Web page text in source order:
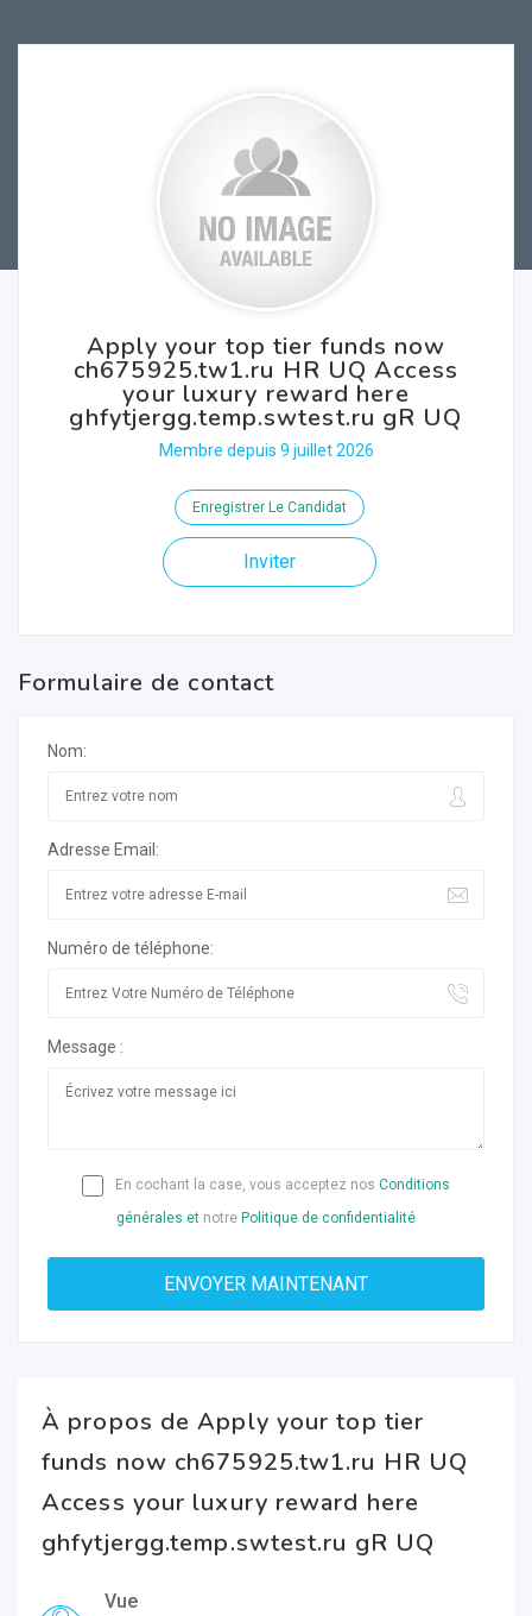
Apply your top tier funds now
ch675925.tw1.ru HR UQ Access
your luxury reward here
ghfytjergg.temp.swtest.ru gR UQ
Membre depuis 9 juillet 2026
Enregistrer Le Candidat
Inviter
Formulaire de contact
Nom:
Adresse Email:
Numéro de téléphone:
Message :
En cochant la case, vous acceptez nos Conditions
générales et notre Politique de confidentialité
À propos de Apply your top tier
funds now ch675925.tw1.ru HR UQ
Access your luxury reward here
ghfytjergg.temp.swtest.ru gR UQ
Vue